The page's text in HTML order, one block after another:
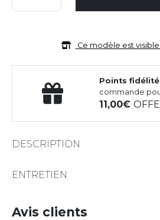
Ce modèle est
Points fidélité
commande
11,00
DESCRIPTION
ENTRETIEN
Avis clients